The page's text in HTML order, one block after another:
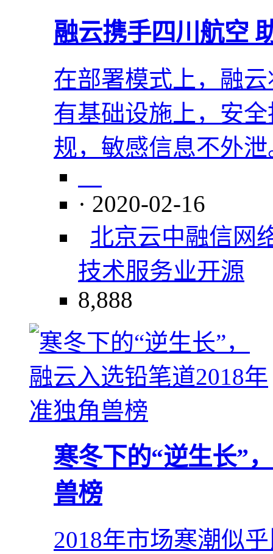
融云携手四川航空
在部署模式上，融
有基础设施上，安
规，敏感信息不外
· 2020-02-16
北京云中融信网
技术服务业开源
8,888
寒冬下的“逆生长”
兽榜
2018年市场寒潮似